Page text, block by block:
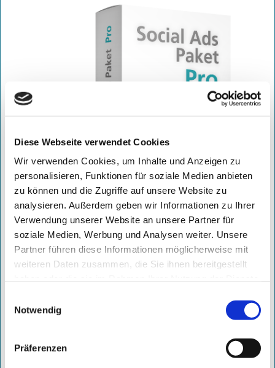
Diese Webseite verwendet Cookies
Wir verwenden Cookies, um Inhalte und Anzeigen zu
personalisieren, Funktionen für soziale Medien anbieten
zu können und die Zugriffe auf unsere Website zu
analysieren. Außerdem geben wir Informationen zu Ihrer
Verwendung unserer Website an unsere Partner für
soziale Medien, Werbung und Analysen weiter. Unsere
Partner führen diese Informationen möglicherweise mit
weiteren Daten zusammen, die Sie ihnen bereitgestellt
Notwendig
Präferenzen
ab 700,- €/ Monat
zzgl. 299,- € einmaliges Setup
inkl. Profilerstellung
DAUERHAFTER ERFOLG MIT MAXIMALER
Maßgeschneiderte Kampagnen unserer Social Media